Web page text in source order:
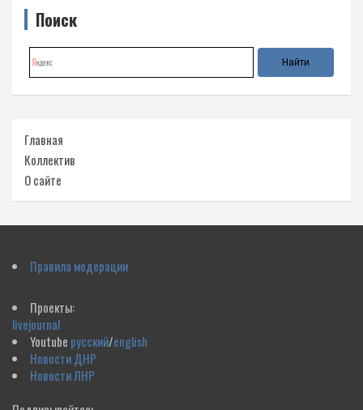
Поиск
Главная
Коллектив
О сайте
Правила модерации
Проекты:
livejournal
Youtube русский/english
Новости ДНР
Новости ЛНР